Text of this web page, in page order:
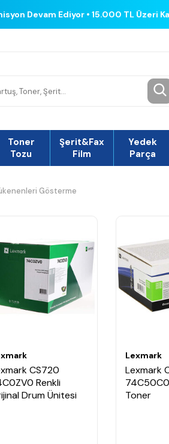
Devam Ediyor • 15.000 TL Üzeri
Toner
Tozu
Şerit&Fax
Film
Yedek
Parça
Gösterme
CS720
Renkli
Drum Ünitesi
Lexmark
Lexmark
Toner